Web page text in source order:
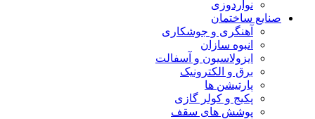
نواردوزی
صنایع ساختمان
آهنگری و جوشکاری
انبوه سازان
ایزولاسیون و آسفالت
برق و الکترونیک
پارتیشن ها
پکیج و کولر گازی
پوشش های سقف